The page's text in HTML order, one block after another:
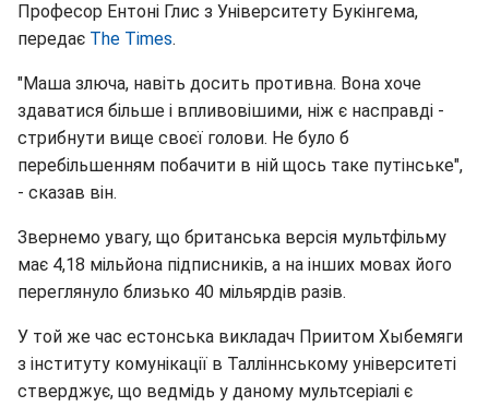
Професор Ентоні Глис з Університету Букінгема,
передає The Times.
"Маша злюча, навіть досить противна. Вона хоче
здаватися більше і впливовішими, ніж є насправді -
стрибнути вище своєї голови. Не було б
перебільшенням побачити в ній щось таке путінське",
- сказав він.
Звернемо увагу, що британська версія мультфільму
має 4,18 мільйона підписників, а на інших мовах його
переглянуло близько 40 мільярдів разів.
У той же час естонська викладач Приитом Хыбемяги
з інституту комунікації в Талліннському університеті
стверджує, що ведмідь у даному мультсеріалі є